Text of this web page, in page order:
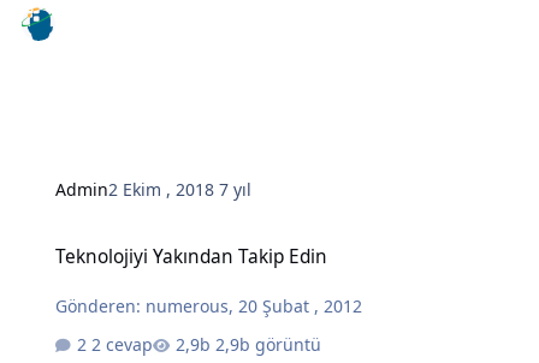
Admin2 Ekim , 20187 yıl
Teknolojiyi Yakından Takip Edin
Gönderen: numerous,20 Şubat , 2012
2 cevap
2,9b görüntü